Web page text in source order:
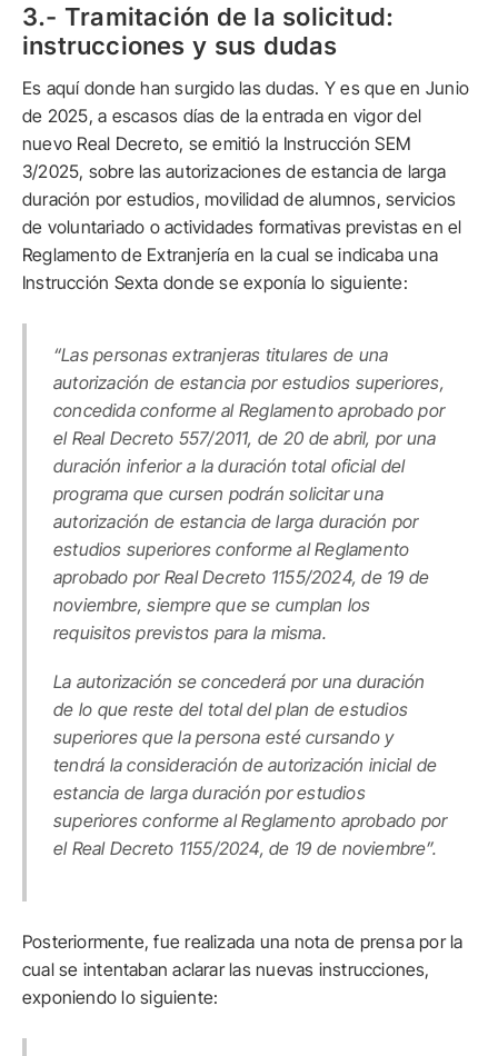
3.- Tramitación de la solicitud:
instrucciones y sus dudas
Es aquí donde han surgido las dudas. Y es que en Junio
de 2025, a escasos días de la entrada en vigor del
nuevo Real Decreto, se emitió la Instrucción SEM
3/2025, sobre las autorizaciones de estancia de larga
duración por estudios, movilidad de alumnos, servicios
de voluntariado o actividades formativas previstas en el
Reglamento de Extranjería en la cual se indicaba una
Instrucción Sexta donde se exponía lo siguiente:
“Las personas extranjeras titulares de una
autorización de estancia por estudios superiores,
concedida conforme al Reglamento aprobado por
el Real Decreto 557/2011, de 20 de abril, por una
duración inferior a la duración total oficial del
programa que cursen podrán solicitar una
autorización de estancia de larga duración por
estudios superiores conforme al Reglamento
aprobado por Real Decreto 1155/2024, de 19 de
noviembre, siempre que se cumplan los
requisitos previstos para la misma.
La autorización se concederá por una duración
de lo que reste del total del plan de estudios
superiores que la persona esté cursando y
tendrá la consideración de autorización inicial de
estancia de larga duración por estudios
superiores conforme al Reglamento aprobado por
el Real Decreto 1155/2024, de 19 de noviembre”.
Posteriormente, fue realizada una nota de prensa por la
cual se intentaban aclarar las nuevas instrucciones,
exponiendo lo siguiente: